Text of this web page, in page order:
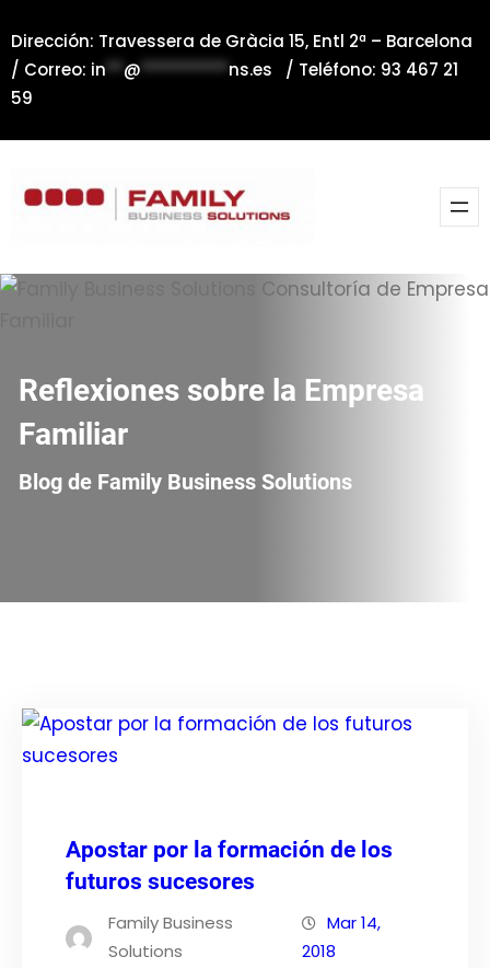
al
contenido
Dirección: Travessera de Gràcia 15, Entl 2ª – Barcelona
/ Correo: in**@**********ns.es / Teléfono: 93 467 21
59
Reflexiones sobre la Empresa
Familiar
Blog de Family Business Solutions
Apostar por la formación de los
futuros sucesores
Family Business
Solutions
Mar 14,
2018